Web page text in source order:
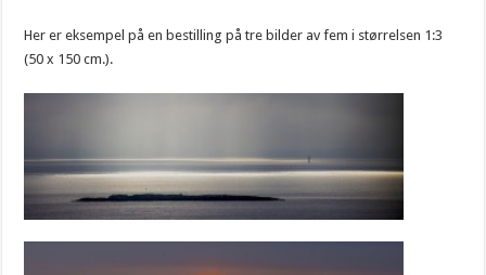
Her er eksempel på en bestilling på tre bilder av fem i størrelsen 1:3
(50 x 150 cm.).